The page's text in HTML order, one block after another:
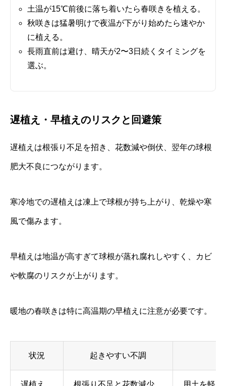
土温が15℃前後に落ち着いたら春咲きを植える。
秋咲きは猛暑明けで夜温が下がり始めたら速やか
に植える。
長雨直前は避け、晴天が2〜3日続くタイミングを
選ぶ。
遅植え・早植えのリスクと回避策
遅植えは根張り不足を招き、花数減や倒伏、翌年の球根
肥大不良につながります。
寒冷地での遅植えは凍上で球根が持ち上がり、乾燥や寒
風で傷みます。
早植えは地温が高すぎて球根が蒸れ腐れしやすく、カビ
や軟腐のリスクが上がります。
暖地の春咲きは特に高温期の早植えに注意が必要です。
状況 起きやすい不調